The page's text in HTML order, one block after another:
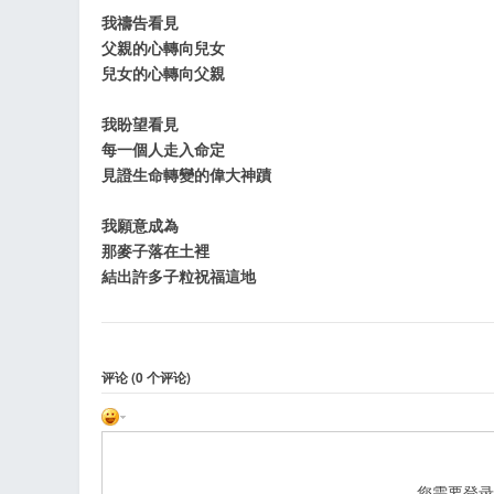
我禱告看見
父親的心轉向兒女
兒女的心轉向父親
我盼望看見
每一個人走入命定
見證生命轉變的偉大神蹟
我願意成為
那麥子落在土裡
結出許多子粒祝福這地
评论 (0个评论)